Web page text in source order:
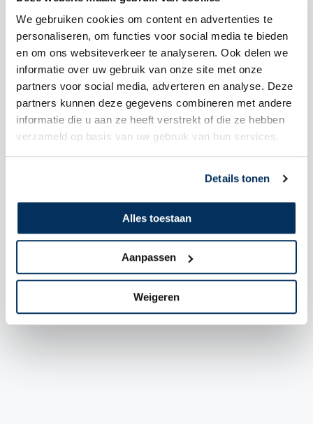
We gebruiken cookies om content en advertenties te
personaliseren, om functies voor social media te bieden
en om ons websiteverkeer te analyseren. Ook delen we
informatie over uw gebruik van onze site met onze
partners voor social media, adverteren en analyse. Deze
partners kunnen deze gegevens combineren met andere
informatie die u aan ze heeft verstrekt of die ze hebben
verzameld op basis van uw gebruik van hun services.
Details tonen
Alles toestaan
Aanpassen
Weigeren